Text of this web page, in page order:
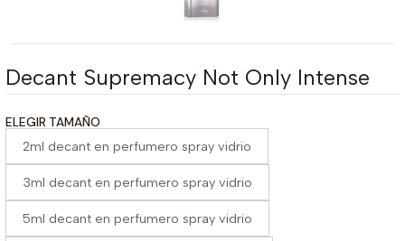
Decant Supremacy Not Only Intense
ELEGIR TAMAÑO
2ml decant en perfumero spray vidrio
3ml decant en perfumero spray vidrio
5ml decant en perfumero spray vidrio